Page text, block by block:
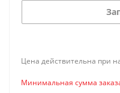
Цена действительна при
Минимальная сумма